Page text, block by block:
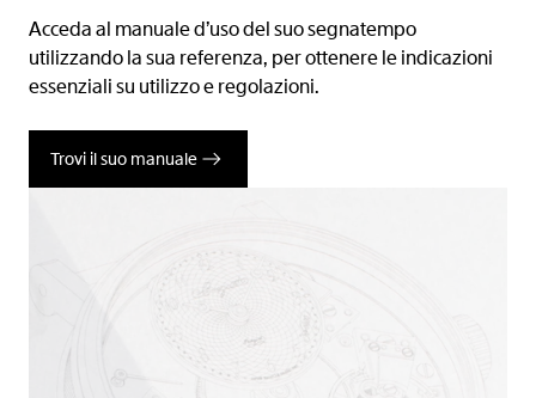
Acceda al manuale d’uso del suo segnatempo
utilizzando la sua referenza, per ottenere le indicazioni
essenziali su utilizzo e regolazioni.
Trovi il suo manuale